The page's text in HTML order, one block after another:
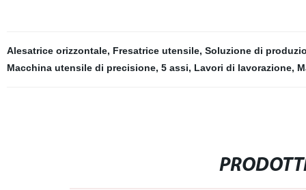
Alesatrice orizzontale, Fresatrice utensile, Soluzione di
Macchina utensile di precisione, 5 assi, Lavori di lavorazione,